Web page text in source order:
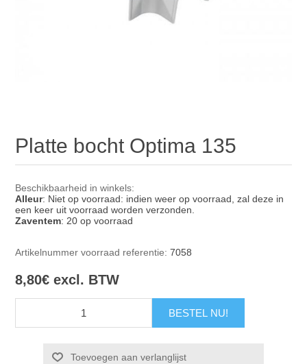
Platte bocht Optima 135
Beschikbaarheid in winkels:
Alleur: Niet op voorraad: indien weer op voorraad, zal deze in
een keer uit voorraad worden verzonden.
Zaventem: 20 op voorraad
Artikelnummer voorraad referentie: 7058
8,80€ excl. BTW
Toevoegen aan verlanglijst